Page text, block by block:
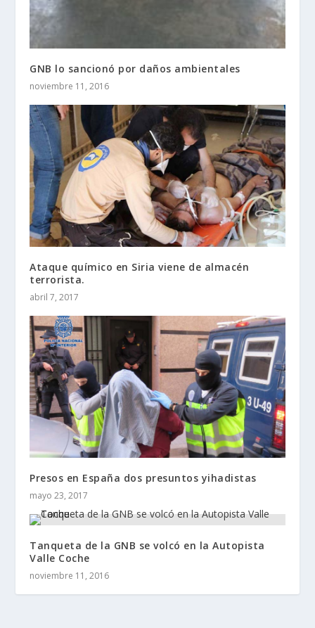
GNB lo sancionó por daños ambientales
noviembre 11, 2016
Ataque químico en Siria viene de almacén
terrorista.
abril 7, 2017
Presos en España dos presuntos yihadistas
mayo 23, 2017
Tanqueta de la GNB se volcó en la Autopista
Valle Coche
noviembre 11, 2016